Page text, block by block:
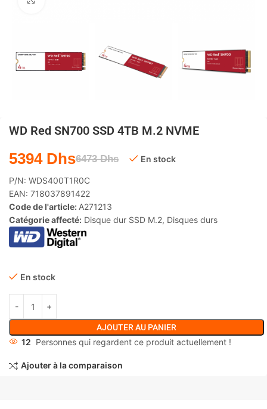
WD Red SN700 SSD 4TB M.2 NVME
6473Dhs
5394 Dhs En stock
P/N: WDS400T1R0C
EAN: 718037891422
Code de l'article: A271213
Catégorie affecté: Disque dur SSD M.2, Disques durs
En stock
AJOUTER AU PANIER
12 Personnes qui regardent ce produit actuellement !
Ajouter à la comparaison